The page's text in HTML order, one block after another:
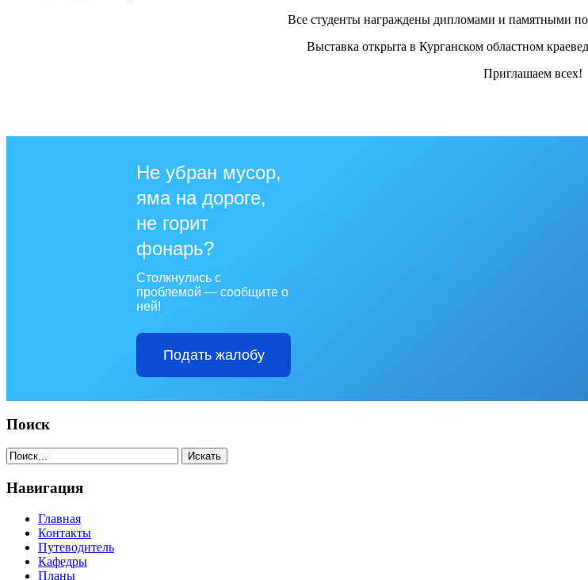
Все студенты награждены дипломами и памятными
Выставка открыта в Курганском областном
Приглашаем всех!
Не убран мусор,
яма на дороге,
не горит
фонарь?
Столкнулись с
проблемой — сообщите о
ней!
Подать жалобу
Поиск
Навигация
Главная
Контакты
Путеводитель
Кафедры
Планы